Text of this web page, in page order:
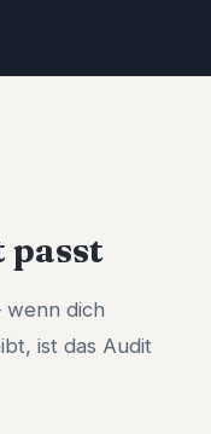
passt
dich
ist das Audit